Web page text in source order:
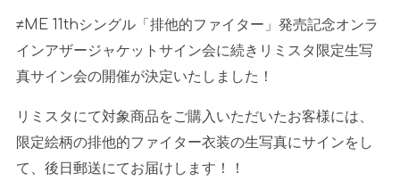
≠ME 11thシングル「排他的ファイター」発売記念オンラ
インアザージャケットサイン会に続きリミスタ限定生写
真サイン会の開催が決定いたしました！
リミスタにて対象商品をご購入いただいたお客様には、
限定絵柄の排他的ファイター衣装の生写真にサインをし
て、後日郵送にてお届けします！！